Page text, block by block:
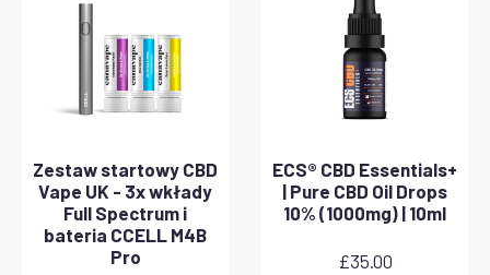
Zestaw startowy CBD
Vape UK - 3x wkłady
Full Spectrum i
bateria CCELL M4B
Pro
ECS® CBD Essentials+
| Pure CBD Oil Drops
10% (1000mg) | 10ml
£35.00